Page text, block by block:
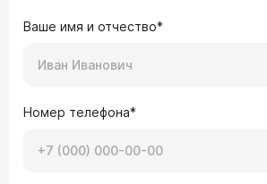
Ваше имя и отчество*
Номер телефона*